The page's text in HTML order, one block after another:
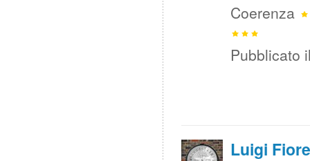
Coerenza
Pubblicato
Luigi